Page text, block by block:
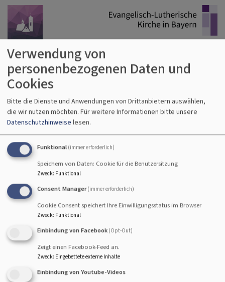
Direkt
zum
Inhalt
Hauptnavigation
Startseite
schaf in kirche
war auch wieder mit Baum
mit echtem Schaf. Naja,
fast.
Verwendung von
personenbezogenen Daten und
Cookies
Bitte die Dienste und Anwendungen von Drittanbietern auswählen,
die wir nutzen möchten. Für weitere Informationen bitte unsere
Datenschutzhinweise lesen.
Funktional (immer erforderlich)
Speichern von Daten: Cookie für die Benutzersitzung
Zweck: Funktional
Consent Manager (immer erforderlich)
Cookie Consent speichert Ihre Einwilligungsstatus im Browser
Zweck: Funktional
Einbindung von Facebook (Opt-Out)
Zeigt einen Facebook-Feed an.
Zweck: Eingebettete externe Inhalte
Einbindung von Youtube-Videos